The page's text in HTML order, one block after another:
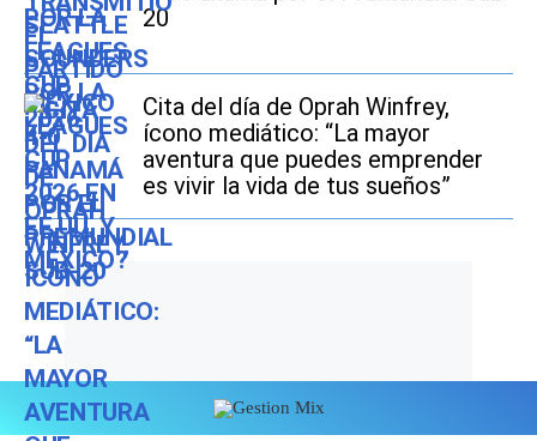
20
Cita del día de Oprah Winfrey,
ícono mediático: “La mayor
aventura que puedes emprender
es vivir la vida de tus sueños”